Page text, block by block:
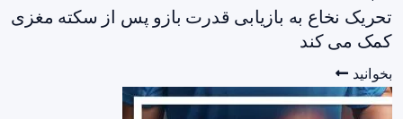
تحریک نخاع به بازیابی قدرت بازو پس از سکته مغزی
کمک می کند
بخوانید